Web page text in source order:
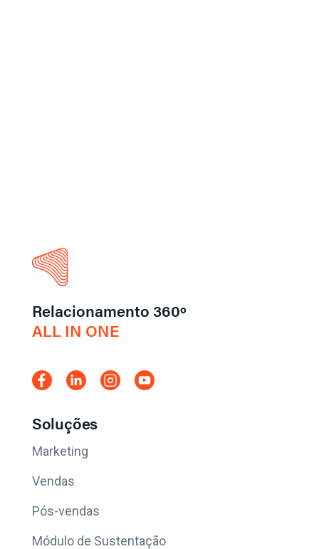
Relacionamento 360º
ALL IN ONE
Soluções
Marketing
Vendas
Pós-vendas
Módulo de Sustentação